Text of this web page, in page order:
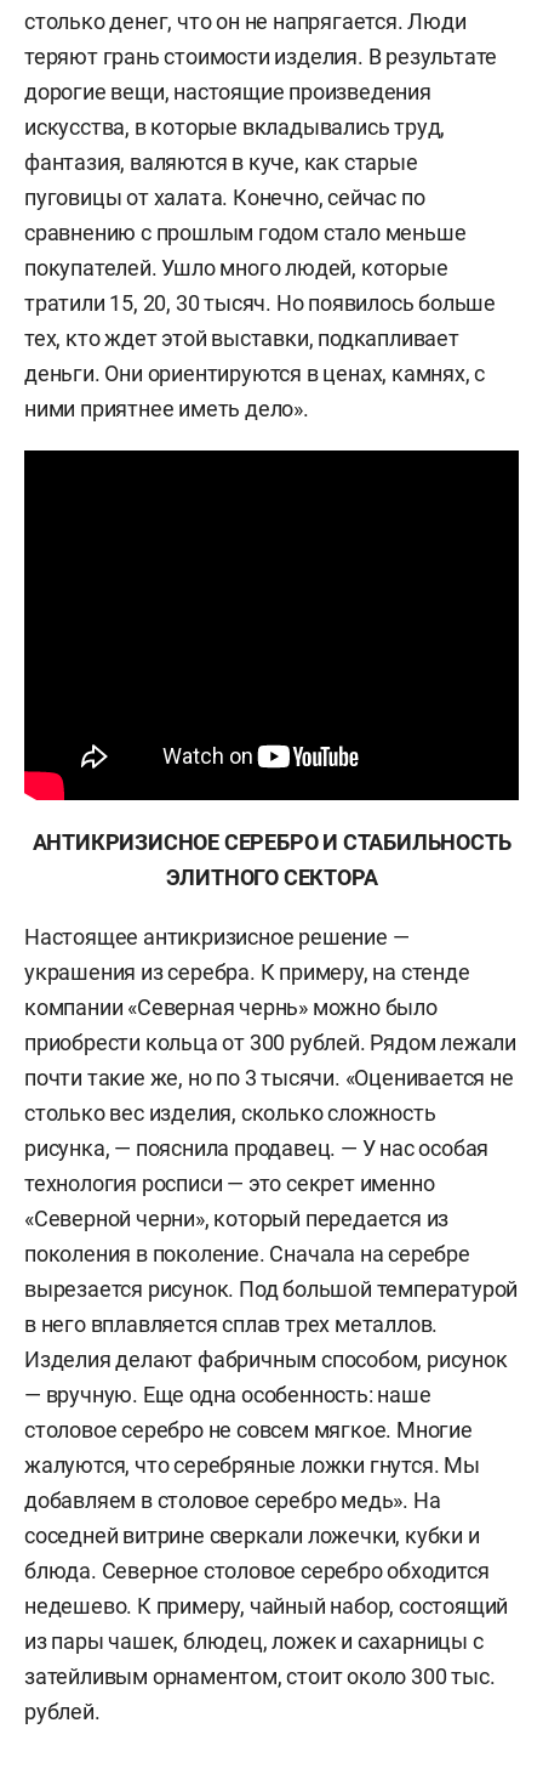
столько денег, что он не напрягается. Люди
теряют грань стоимости изделия. В результате
дорогие вещи, настоящие произведения
искусства, в которые вкладывались труд,
фантазия, валяются в куче, как старые
пуговицы от халата. Конечно, сейчас по
сравнению с прошлым годом стало меньше
покупателей. Ушло много людей, которые
тратили 15, 20, 30 тысяч. Но появилось больше
тех, кто ждет этой выставки, подкапливает
деньги. Они ориентируются в ценах, камнях, с
ними приятнее иметь дело».
АНТИКРИЗИСНОЕ СЕРЕБРО И СТАБИЛЬНОСТЬ
ЭЛИТНОГО СЕКТОРА
Настоящее антикризисное решение —
украшения из серебра. К примеру, на стенде
компании «Северная чернь» можно было
приобрести кольца от 300 рублей. Рядом лежали
почти такие же, но по 3 тысячи. «Оценивается не
столько вес изделия, сколько сложность
рисунка, — пояснила продавец. — У нас особая
технология росписи — это секрет именно
«Северной черни», который передается из
поколения в поколение. Сначала на серебре
вырезается рисунок. Под большой температурой
в него вплавляется сплав трех металлов.
Изделия делают фабричным способом, рисунок
— вручную. Еще одна особенность: наше
столовое серебро не совсем мягкое. Многие
жалуются, что серебряные ложки гнутся. Мы
добавляем в столовое серебро медь». На
соседней витрине сверкали ложечки, кубки и
блюда. Северное столовое серебро обходится
недешево. К примеру, чайный набор, состоящий
из пары чашек, блюдец, ложек и сахарницы с
затейливым орнаментом, стоит около 300 тыс.
рублей.